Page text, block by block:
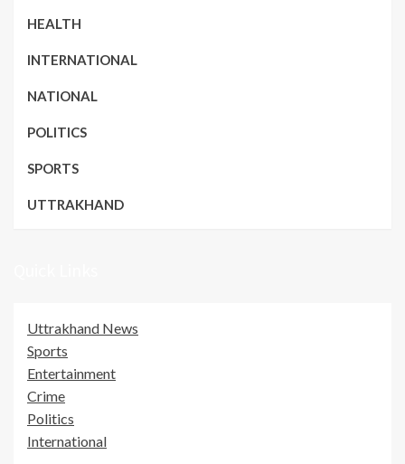
HEALTH
INTERNATIONAL
NATIONAL
POLITICS
SPORTS
UTTRAKHAND
Uttrakhand News
Sports
Entertainment
Crime
Politics
International